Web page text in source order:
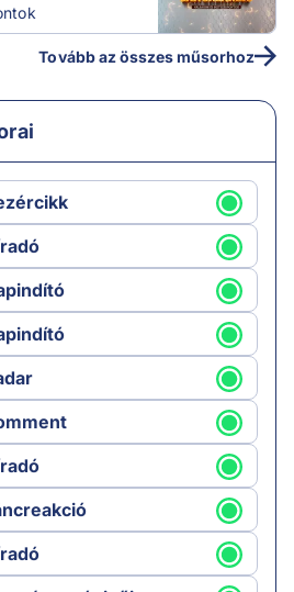
Tovább az összes műsorhoz